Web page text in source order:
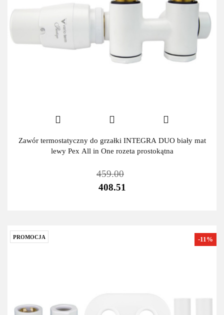
Zawór termostatyczny do grzałki INTEGRA DUO biały mat
lewy Pex All in One rozeta prostokątna
459.00
408.51
PROMOCJA -11%